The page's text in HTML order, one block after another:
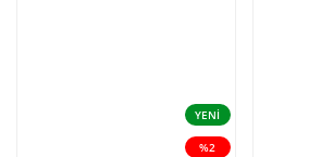
YENİ
%2